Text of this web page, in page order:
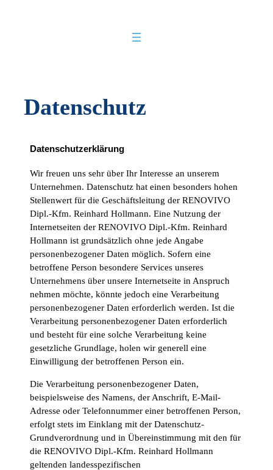
Datenschutz
Datenschutzerklärung
Wir freuen uns sehr über Ihr Interesse an unserem
Unternehmen. Datenschutz hat einen besonders hohen
Stellenwert für die Geschäftsleitung der RENOVIVO
Dipl.-Kfm. Reinhard Hollmann. Eine Nutzung der
Internetseiten der RENOVIVO Dipl.-Kfm. Reinhard
Hollmann ist grundsätzlich ohne jede Angabe
personenbezogener Daten möglich. Sofern eine
betroffene Person besondere Services unseres
Unternehmens über unsere Internetseite in Anspruch
nehmen möchte, könnte jedoch eine Verarbeitung
personenbezogener Daten erforderlich werden. Ist die
Verarbeitung personenbezogener Daten erforderlich
und besteht für eine solche Verarbeitung keine
gesetzliche Grundlage, holen wir generell eine
Einwilligung der betroffenen Person ein.
Die Verarbeitung personenbezogener Daten,
beispielsweise des Namens, der Anschrift, E-Mail-
Adresse oder Telefonnummer einer betroffenen Person,
erfolgt stets im Einklang mit der Datenschutz-
Grundverordnung und in Übereinstimmung mit den für
die RENOVIVO Dipl.-Kfm. Reinhard Hollmann
geltenden landesspezifischen